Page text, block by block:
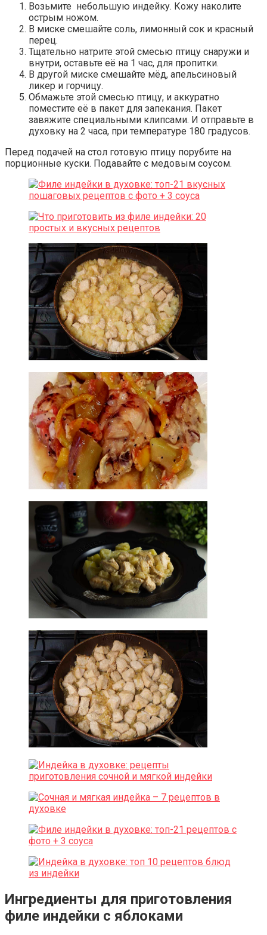
Возьмите небольшую индейку. Кожу наколите
острым ножом.
В миске смешайте соль, лимонный сок и красный
перец.
Тщательно натрите этой смесью птицу снаружи и
внутри, оставьте её на 1 час, для пропитки.
В другой миске смешайте мёд, апельсиновый
ликер и горчицу.
Обмажьте этой смесью птицу, и аккуратно
поместите её в пакет для запекания. Пакет
завяжите специальными клипсами. И отправьте в
духовку на 2 часа, при температуре 180 градусов.
Перед подачей на стол готовую птицу порубите на
порционные куски. Подавайте с медовым соусом.
Ингредиенты для приготовления
филе индейки с яблоками